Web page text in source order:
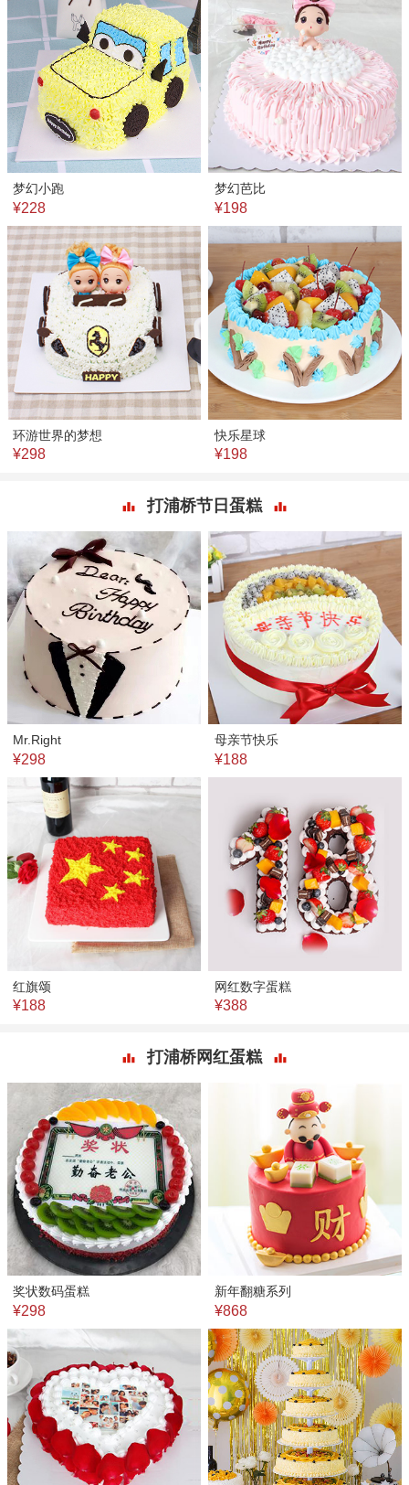
梦幻小跑
¥228
梦幻芭比
¥198
环游世界的梦想
¥298
快乐星球
¥198
打浦桥节日蛋糕
Mr.Right
¥298
母亲节快乐
¥188
红旗颂
¥188
网红数字蛋糕
¥388
打浦桥网红蛋糕
奖状数码蛋糕
¥298
新年翻糖系列
¥868